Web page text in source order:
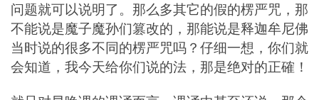
问题就可以说明了。那么多其它的假的楞严咒，那
不能说是魔子魔孙们篡改的，那能说是释迦牟尼佛
当时说的很多不同的楞严咒吗？仔细一想，你们就
会知道，我今天给你们说的法，那是绝对的正確！